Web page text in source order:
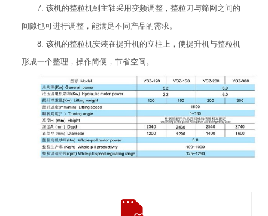
7. 该机的整粒机到主轴采用变频调整，整粒刀与筛网之间的
间隙也可进行调整，能满足不同产品的需求。
8. 该机的整粒机安装在提升机的立柱上，使提升机与整粒机
形成一个整理，操作简便，节省空间。